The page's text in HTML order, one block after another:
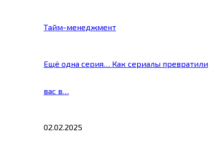
Тайм-менеджмент
Ещё одна серия… Как сериалы превратили
вас в…
02.02.2025